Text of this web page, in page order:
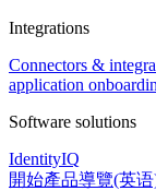
Integrations
Connectors &
application
Software solutions
IdentityIQ
開始產品導覽(英